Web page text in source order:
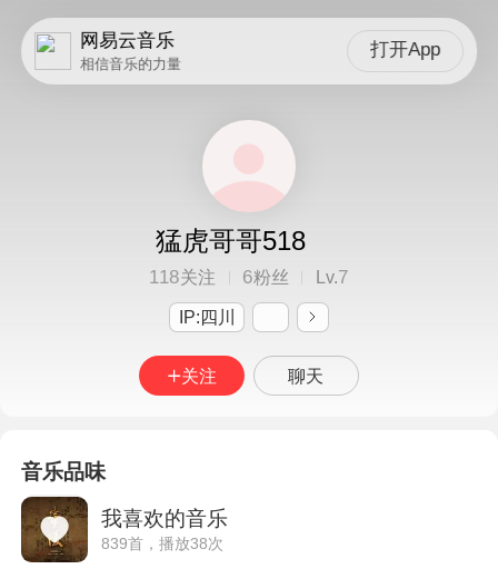
网易云音乐
相信音乐的力量
打开App
猛虎哥哥518
118关注 6粉丝 Lv.7
IP:四川
关注 聊天
音乐品味
我喜欢的音乐
839首，播放38次